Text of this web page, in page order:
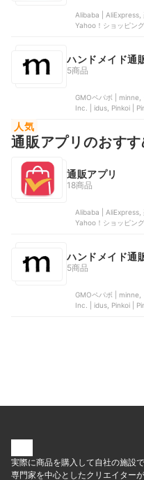
Alibaba | AliExpress,
Yahoo！ショッピング
ハンドメイド通
5商品
GMOペパボ |
Inc. | idus, Pinkoi |
人気
通販アプリのおす
通販アプリ
18商品
Alibaba | AliExpress,
Yahoo！ショッピング
ハンドメイド通
5商品
GMOペパボ |
Inc. | idus, Pinkoi |
実際に商品を購入して自社の施設
専門家を中心としたクリエイター